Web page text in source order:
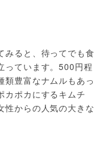
みると、待ってでも食
っています。500円程
類豊富なナムルもあっ
カポカにするキムチ
性からの人気の大きな